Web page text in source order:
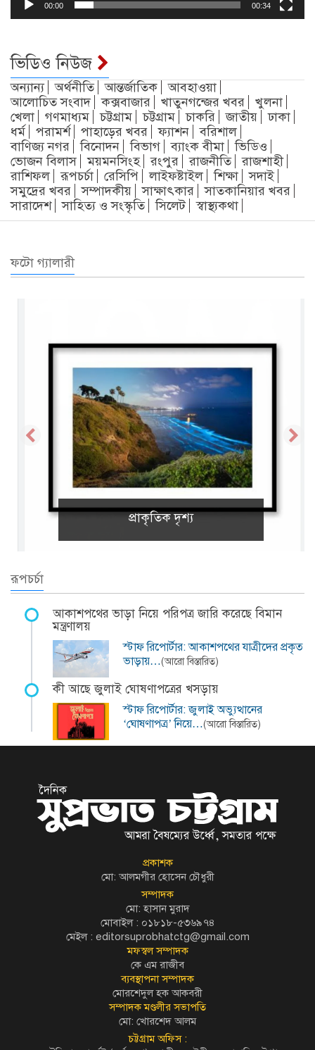
00:00 00:34
ভিডিও নিউজ
অন্যান্য অর্থনীতি আন্তর্জাতিক
আবহাওয়া
আলোচিত সংবাদ
কক্সবাজার খাতুনগন্জের খবর
খুলনা
খেলা
গণমাধ্যম চট্টগ্রাম চট্টগ্রাম চাকরি জাতীয়
ঢাকা
ধর্ম
পরামর্শ পাহাড়ের খবর ফ্যাশন
বরিশাল
বাণিজ্য নগর
বিনোদন বিভাগ ব্যাংক বীমা
ভিডিও
ভোজন বিলাস
ময়মনসিংহ রংপুর রাজনীতি
রাজশাহী
রাশিফল
রূপচর্চা রেসিপি লাইফষ্টাইল শিক্ষা
সদাই
সমুদ্রের খবর
সম্পাদকীয় সাক্ষাৎকার
সাতকানিয়ার খবর
সারাদেশ
সাহিত্য ও সংস্কৃতি সিলেট স্বাস্থ্যকথা
ফটো গ্যালারী
প্রাকৃতিক দৃশ্য
রূপচর্চা
আকাশপথের ভাড়া নিয়ে পরিপত্র জারি করেছে বিমান
মন্ত্রণালয়
স্টাফ রিপোর্টার: আকাশপথের যাত্রীদের প্রকৃত
ভাড়ায়…(আরো বিস্তারিত)
কী আছে জুলাই ঘোষণাপত্রের খসড়ায়
স্টাফ রিপোর্টার: জুলাই অভ্যুত্থানের
‘ঘোষণাপত্র’ নিয়ে…(আরো বিস্তারিত)
প্রকাশক
মো: আলমগীর হোসেন চৌধুরী
সম্পাদক
মো: হাসান মুরাদ
মোবাইল : ০১৮১৮-৫৩৬৯৭৪
মেইল : editorsuprobhatctg@gmail.com
মফস্বল সম্পাদক
কে এম রাজীব
ব্যবস্থাপনা সম্পাদক
মোরশেদুল হক আকবরী
সম্পাদক মণ্ডলীর সভাপতি
মো: খোরশেদ আলম
চট্টগ্রাম অফিস :